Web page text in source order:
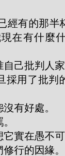
有的那半
在有什麼
己批判人
採用了批判
有好處。
實在愚不
行的因緣。